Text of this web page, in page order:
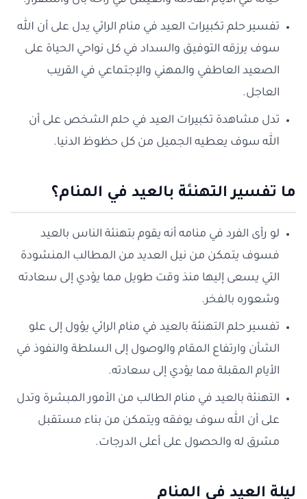
تفسير حلم تكبيرات العيد في منام الرائي يدل على أن الله
سوف يرزقه التوفيق والسداد في كل نواحي الحياة على
الصعيد العاطفي والمهني والإجتماعي في القريب
العاجل.
تدل مشاهدة تكبيرات العيد في حلم الشخص على أن
الله سوف يعطيه الجميل من كل حظوظ الدنيا.
ما تفسير التهنئة بالعيد في المنام؟
لو رأى الفرد في منامه أنه يقوم بتهنئة الناس بالعيد
فسوف يتمكن من نيل العديد من المطالب المنشودة
التي يسعى إليها منذ وقت طويل مما يؤدي إلى سعادته
وشعوره بالفخر.
تفسير حلم التهنئة بالعيد في منام الرائي يؤول إلى علو
الشأن وارتفاع المقام والوصول إلى السلطة والنفوذ في
الأيام المقبلة مما يؤدي إلى سعادته.
التهنئة بالعيد في منام الطالب من الأمور المبشرة وتدل
على أن الله سوف يوفقه ويتمكن من بناء مستقبل
مشرق له والحصول على أعلى الدرجات.
ليلة العيد في المنام